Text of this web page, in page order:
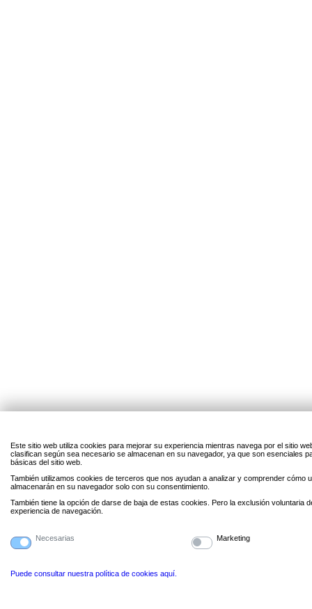
Este sitio web utiliza cookies para mejorar su experiencia mientras navega por el sitio
clasifican según sea necesario se almacenan en su navegador, ya que son esenciales
básicas del sitio web.
También utilizamos cookies de terceros que nos ayudan a analizar y comprender cómo
almacenarán en su navegador solo con su consentimiento.
También tiene la opción de darse de baja de estas cookies. Pero la exclusión voluntaria
experiencia de navegación.
Necesarias Marketing
Puede consultar nuestra política de cookies aquí.